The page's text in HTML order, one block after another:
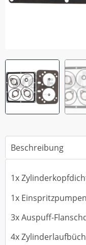
Beschreibung
1x
1x
3x Auspuff-
4x